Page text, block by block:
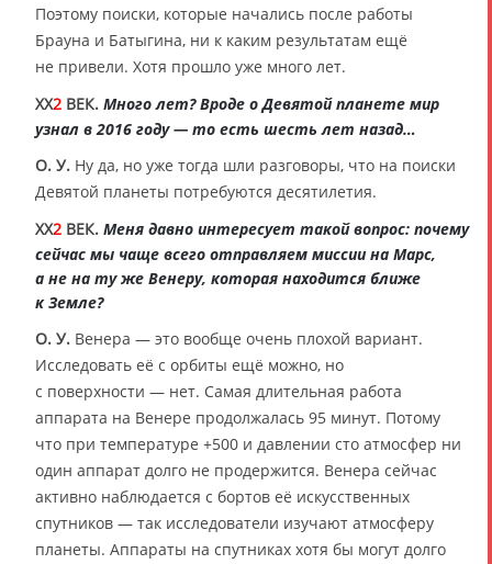
Поэтому поиски, которые начались после работы
Брауна и Батыгина, ни к каким результатам ещё
не привели. Хотя прошло уже много лет.
XX2 ВЕК. Много лет? Вроде о Девятой планете мир
узнал в 2016 году — то есть шесть лет назад…
О. У. Ну да, но уже тогда шли разговоры, что на поиски
Девятой планеты потребуются десятилетия.
XX2 ВЕК. Меня давно интересует такой вопрос: почему
сейчас мы чаще всего отправляем миссии на Марс,
а не на ту же Венеру, которая находится ближе
к Земле?
О. У. Венера — это вообще очень плохой вариант.
Исследовать её с орбиты ещё можно, но
с поверхности — нет. Самая длительная работа
аппарата на Венере продолжалась 95 минут. Потому
что при температуре +500 и давлении сто атмосфер ни
один аппарат долго не продержится. Венера сейчас
активно наблюдается с бортов её искусственных
спутников — так исследователи изучают атмосферу
планеты. Аппараты на спутниках хотя бы могут долго